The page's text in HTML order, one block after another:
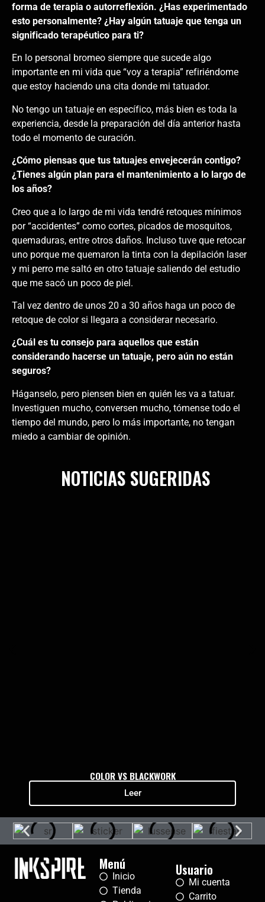
forma de terapia o autorreflexión. ¿Has experimentado
esto personalmente? ¿Hay algún tatuaje que tenga un
significado terapéutico para ti?
En lo personal bromeo siempre que sucede algo
importante en mi vida que “voy a terapia” refiriéndome
que estoy haciendo una cita donde mi tatuador.
No tengo un tatuaje en específico, más bien es toda la
experiencia, desde la preparación del día anterior hasta
todo el momento de curación.
¿Cómo piensas que tus tatuajes envejecerán contigo?
¿Tienes algún plan para el mantenimiento a lo largo de
los años?
Creo que a lo largo de mi vida tendré retoques mínimos
por “accidentes” como cortes, picados de mosquitos,
quemaduras, entre otros daños. Incluso tuve que retocar
uno porque me quemaron la tinta con la depilación laser
y mi perro me saltó en otro tatuaje saliendo del estudio
que me sacó un poco de piel.
Tal vez dentro de unos 20 a 30 años haga un poco de
retoque de color si llegara a considerar necesario.
¿Cuál es tu consejo para aquellos que están
considerando hacerse un tatuaje, pero aún no están
seguros?
Háganselo, pero piensen bien en quién les va a tatuar.
Investiguen mucho, conversen mucho, tómense todo el
tiempo del mundo, pero lo más importante, no tengan
miedo a cambiar de opinión.
NOTICIAS SUGERIDAS
COLOR VS BLACKWORK
Leer
Menú
Inicio
Tienda
Usuario
Mi cuenta
Carrito